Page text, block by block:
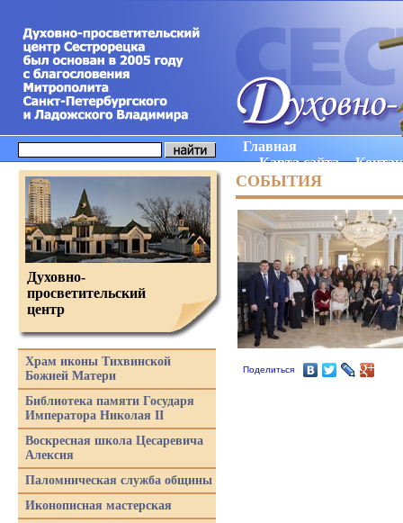
Главная
Карта сайта
СОБЫТИЯ
Поделиться
Духовно-
просветительский
центр
Храм иконы Тихвинской
Божией Матери
Библиотека памяти Государя
Императора Николая II
Воскресная школа Цесаревича
Алексия
Паломническая служба общины
Иконописная мастерская